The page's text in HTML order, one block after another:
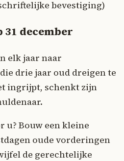
bevestiging)
31 december
elk jaar naar
drie jaar oud dreigen te
ingrijpt, schenkt zijn
u? Bouw een kleine
oude vorderingen
de gerechtelijke